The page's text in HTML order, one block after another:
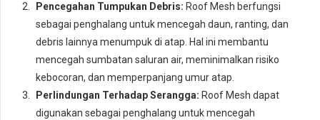
Pencegahan Tumpukan Debris: Roof Mesh berfungsi
sebagai penghalang untuk mencegah daun, ranting, dan
debris lainnya menumpuk di atap. Hal ini membantu
mencegah sumbatan saluran air, meminimalkan risiko
kebocoran, dan memperpanjang umur atap.
Perlindungan Terhadap Serangga: Roof Mesh dapat
digunakan sebagai penghalang untuk mencegah